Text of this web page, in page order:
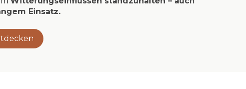
Einsatz.